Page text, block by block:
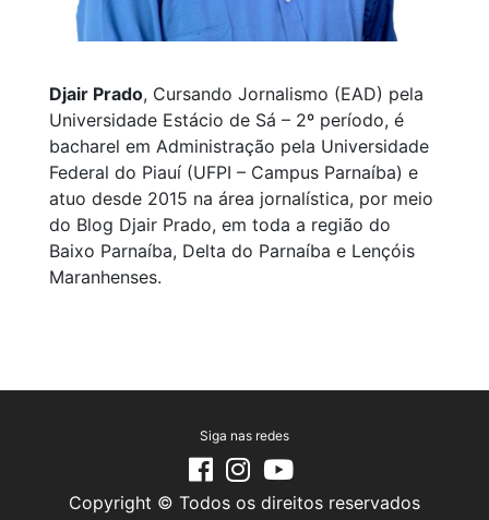
Djair Prado, Cursando Jornalismo (EAD) pela
Universidade Estácio de Sá – 2º período, é
bacharel em Administração pela Universidade
Federal do Piauí (UFPI – Campus Parnaíba) e
atuo desde 2015 na área jornalística, por meio
do Blog Djair Prado, em toda a região do
Baixo Parnaíba, Delta do Parnaíba e Lençóis
Maranhenses.
Siga nas redes
Copyright © Todos os direitos reservados